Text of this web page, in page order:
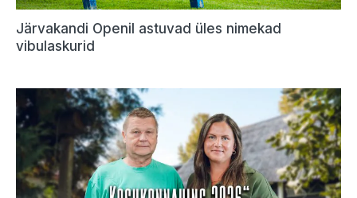
Järvakandi Openil astuvad üles nimekad
vibulaskurid